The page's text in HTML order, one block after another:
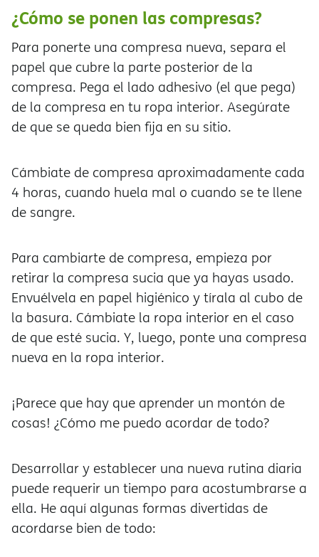
¿Cómo se ponen las compresas?
Para ponerte una compresa nueva, separa el
papel que cubre la parte posterior de la
compresa. Pega el lado adhesivo (el que pega)
de la compresa en tu ropa interior. Asegúrate
de que se queda bien fija en su sitio.
Cámbiate de compresa aproximadamente cada
4 horas, cuando huela mal o cuando se te llene
de sangre.
Para cambiarte de compresa, empieza por
retirar la compresa sucia que ya hayas usado.
Envuélvela en papel higiénico y tírala al cubo de
la basura. Cámbiate la ropa interior en el caso
de que esté sucia. Y, luego, ponte una compresa
nueva en la ropa interior.
¡Parece que hay que aprender un montón de
cosas! ¿Cómo me puedo acordar de todo?
Desarrollar y establecer una nueva rutina diaria
puede requerir un tiempo para acostumbrarse a
ella. He aquí algunas formas divertidas de
acordarse bien de todo: